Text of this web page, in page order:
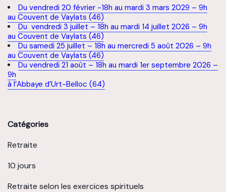
Du vendredi 20 février -18h au mardi 3 mars 2029 – 9h
au Couvent de Vaylats (46)
Du vendredi 3 juillet – 18h au mardi 14 juillet 2026 – 9h
au Couvent de Vaylats (46)
Du samedi 25 juillet – 18h au mercredi 5 août 2026 – 9h
au Couvent de Vaylats (46)
Du vendredi 21 août – 18h au mardi 1er septembre 2026 –
9h
à l’Abbaye d’Urt-Belloc (64)
Catégories
Retraite
10 jours
Retraite selon les exercices spirituels